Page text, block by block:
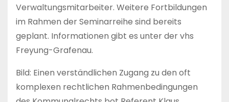
Verwaltungsmitarbeiter. Weitere Fortbildungen
im Rahmen der Seminarreihe sind bereits
geplant. Informationen gibt es unter der vhs
Freyung-Grafenau.
Bild: Einen verständlichen Zugang zu den oft
komplexen rechtlichen Rahmenbedingungen